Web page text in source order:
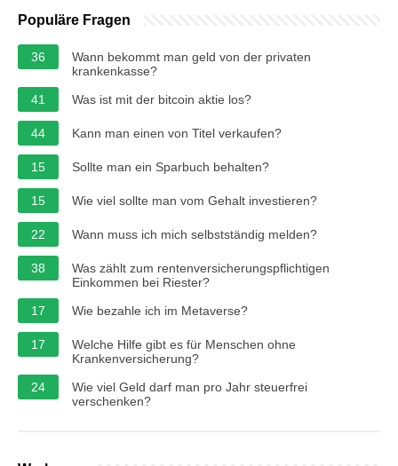
Populäre Fragen
36
Wann bekommt man geld von der privaten
krankenkasse?
41
Was ist mit der bitcoin aktie los?
44 Kann man einen von Titel verkaufen?
15 Sollte man ein Sparbuch behalten?
15 Wie viel sollte man vom Gehalt investieren?
22 Wann muss ich mich selbstständig melden?
38
Was zählt zum rentenversicherungspflichtigen
Einkommen bei Riester?
17
Wie bezahle ich im Metaverse?
17
Welche Hilfe gibt es für Menschen ohne
Krankenversicherung?
24
Wie viel Geld darf man pro Jahr steuerfrei
verschenken?